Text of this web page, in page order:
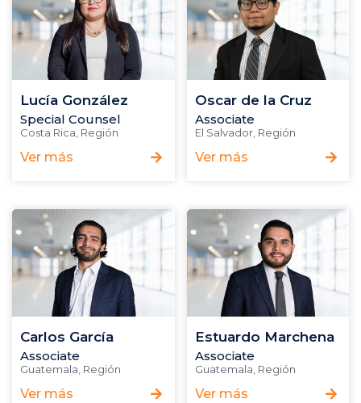
Lucía González
Special Counsel
Costa Rica Región
Ver más
Oscar de la Cruz
Associate
El Salvador, Región
Ver más
Carlos García
Associate
Guatemala, Región
Ver más
Estuardo Marchena
Associate
Guatemala, Región
Ver más